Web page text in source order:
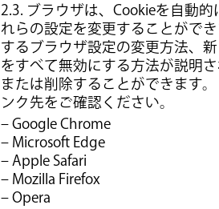
2.3. ブラウザは、Cookieを自動
れらの設定を変更することがで
するブラウザ設定の変更方法、
をすべて無効にする方法が説明
または削除することができます
ンク先をご確認ください。
– Google Chrome
– Microsoft Edge
– Apple Safari
– Mozilla Firefox
– Opera